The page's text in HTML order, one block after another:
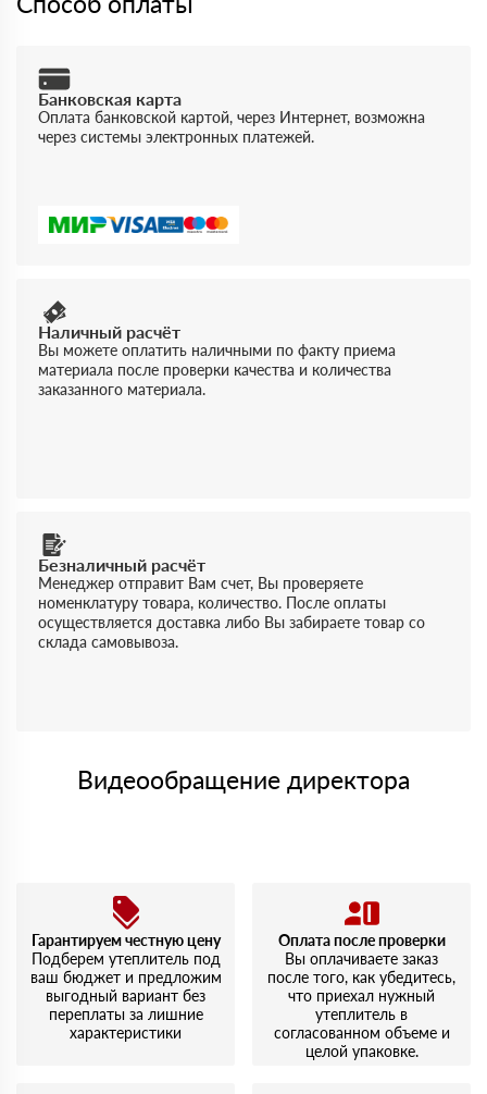
Банковская карта
Оплата банковской картой, через Интернет, возможна
через системы электронных платежей.
Наличный расчёт
Вы можете оплатить наличными по факту приема
материала после проверки качества и количества
заказанного материала.
Безналичный расчёт
Менеджер отправит Вам счет, Вы проверяете
номенклатуру товара, количество. После оплаты
осуществляется доставка либо Вы забираете товар со
склада самовывоза.
Видеообращение директора
Гарантируем честную цену
Подберем утеплитель под
ваш бюджет и предложим
выгодный вариант без
переплаты за лишние
характеристики
Оплата после проверки
Вы оплачиваете заказ
после того, как убедитесь,
что приехал нужный
утеплитель в
согласованном объеме и
целой упаковке.